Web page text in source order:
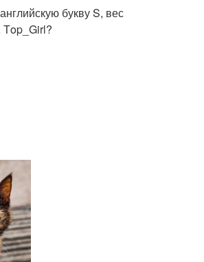
букву S, вес
Тop_Girl?